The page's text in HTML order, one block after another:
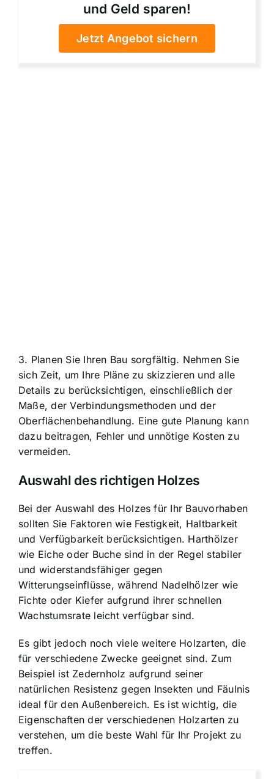
und Geld sparen!
Jetzt Angebot sichern
3. Planen Sie Ihren Bau sorgfältig. Nehmen Sie
sich Zeit, um Ihre Pläne zu skizzieren und alle
Details zu berücksichtigen, einschließlich der
Maße, der Verbindungsmethoden und der
Oberflächenbehandlung. Eine gute Planung kann
dazu beitragen, Fehler und unnötige Kosten zu
vermeiden.
Auswahl des richtigen Holzes
Bei der Auswahl des Holzes für Ihr Bauvorhaben
sollten Sie Faktoren wie Festigkeit, Haltbarkeit
und Verfügbarkeit berücksichtigen. Harthölzer
wie Eiche oder Buche sind in der Regel stabiler
und widerstandsfähiger gegen
Witterungseinflüsse, während Nadelhölzer wie
Fichte oder Kiefer aufgrund ihrer schnellen
Wachstumsrate leicht verfügbar sind.
Es gibt jedoch noch viele weitere Holzarten, die
für verschiedene Zwecke geeignet sind. Zum
Beispiel ist Zedernholz aufgrund seiner
natürlichen Resistenz gegen Insekten und Fäulnis
ideal für den Außenbereich. Es ist wichtig, die
Eigenschaften der verschiedenen Holzarten zu
verstehen, um die beste Wahl für Ihr Projekt zu
treffen.